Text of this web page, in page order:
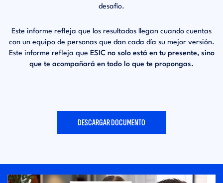
desafío.
Este informe refleja que los resultados llegan cuando cuentas
con un equipo de personas que dan cada día su mejor versión.
Este informe refleja que ESICno solo está en tu presente, sino
que te acompañará en todo lo que te propongas.
DESCARGAR DOCUMENTO